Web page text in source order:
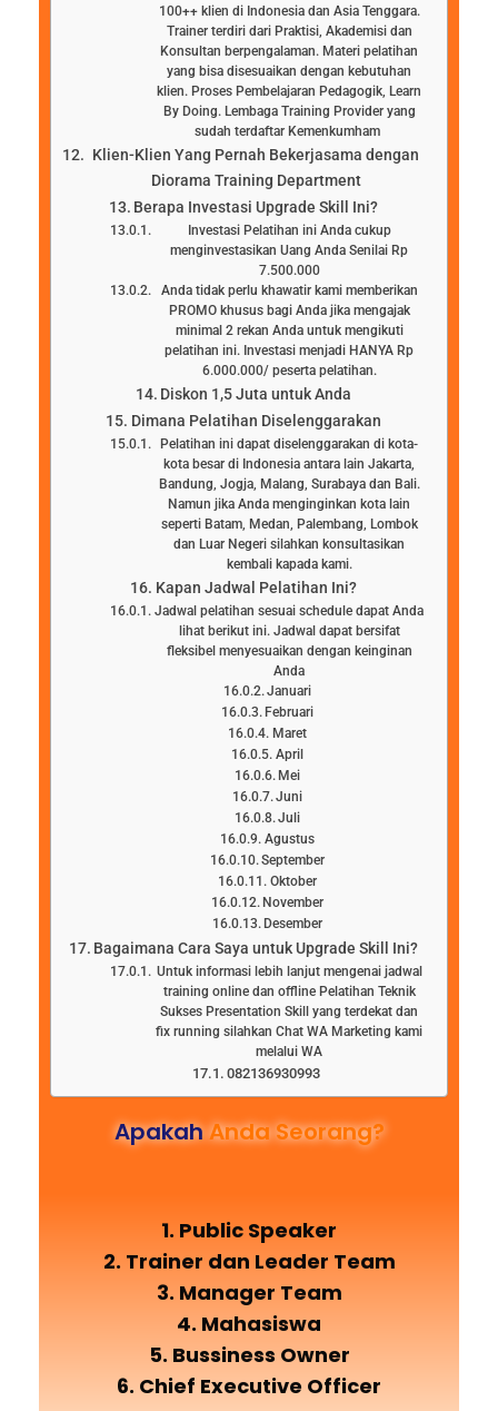
100++ klien di Indonesia dan Asia Tenggara.
Trainer terdiri dari Praktisi, Akademisi dan
Konsultan berpengalaman. Materi pelatihan
yang bisa disesuaikan dengan kebutuhan
klien. Proses Pembelajaran Pedagogik, Learn
By Doing. Lembaga Training Provider yang
sudah terdaftar Kemenkumham
Klien-Klien Yang Pernah Bekerjasama dengan
Diorama Training Department
Berapa Investasi Upgrade Skill Ini?
Investasi Pelatihan ini Anda cukup
menginvestasikan Uang Anda Senilai Rp
7.500.000
Anda tidak perlu khawatir kami memberikan
PROMO khusus bagi Anda jika mengajak
minimal 2 rekan Anda untuk mengikuti
pelatihan ini. Investasi menjadi HANYA Rp
6.000.000/ peserta pelatihan.
Diskon 1,5 Juta untuk Anda
Dimana Pelatihan Diselenggarakan
Pelatihan ini dapat diselenggarakan di kota-
kota besar di Indonesia antara lain Jakarta,
Bandung, Jogja, Malang, Surabaya dan Bali.
Namun jika Anda menginginkan kota lain
seperti Batam, Medan, Palembang, Lombok
dan Luar Negeri silahkan konsultasikan
kembali kapada kami.
Kapan Jadwal Pelatihan Ini?
Jadwal pelatihan sesuai schedule dapat Anda
lihat berikut ini. Jadwal dapat bersifat
fleksibel menyesuaikan dengan keinginan
Anda
Januari
Februari
Maret
April
Mei
Juni
Juli
Agustus
September
Oktober
November
Desember
Bagaimana Cara Saya untuk Upgrade Skill Ini?
Untuk informasi lebih lanjut mengenai jadwal
training online dan offline Pelatihan Teknik
Sukses Presentation Skill yang terdekat dan
fix running silahkan Chat WA Marketing kami
melalui WA
082136930993
ApakahAnda Seorang?
1. Public Speaker
2. Trainer dan Leader Team
3. Manager Team
4. Mahasiswa
5. Bussiness Owner
6. Chief Executive Officer